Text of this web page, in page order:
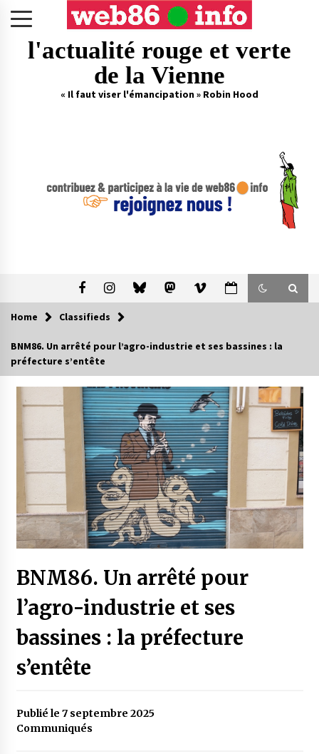
l'actualité rouge et verte
de la Vienne
« Il faut viser l'émancipation » Robin Hood
Home Classifieds
BNM86. Un arrêté pour l’agro-industrie et ses bassines : la
préfecture s’entête
BNM86. Un arrêté pour
l’agro-industrie et ses
bassines : la préfecture
s’entête
Publié le 7 septembre 2025
Communiqués